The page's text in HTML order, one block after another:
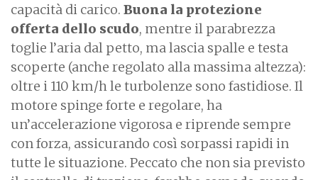
capacità di carico. Buona la protezione
offerta dello scudo, mentre il parabrezza
toglie l’aria dal petto, ma lascia spalle e testa
scoperte (anche regolato alla massima altezza):
oltre i 110 km/h le turbolenze sono fastidiose. Il
motore spinge forte e regolare, ha
un’accelerazione vigorosa e riprende sempre
con forza, assicurando così sorpassi rapidi in
tutte le situazione. Peccato che non sia previsto